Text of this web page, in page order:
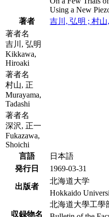
Using a New
著者
吉川, 弘明 ; 村
著者名
吉川, 弘明
Kikkawa,
Hiroaki
著者名
村山, 正
Murayama,
Tadashi
著者名
深沢, 正一
Fukazawa,
Shoichi
言語
日本語
発行日
1969-03-31
出版者
北海道大学
Hokkaido
収録物名
北海道大學工學